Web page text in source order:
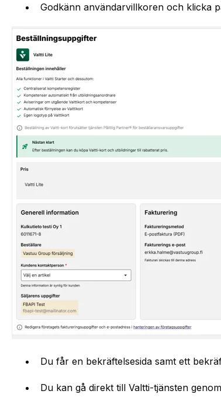
Godkänn användarvillkoren och klicka
Du får en bekräftelsesida samt ett
Du kan gå direkt till Valtti-tjänsten